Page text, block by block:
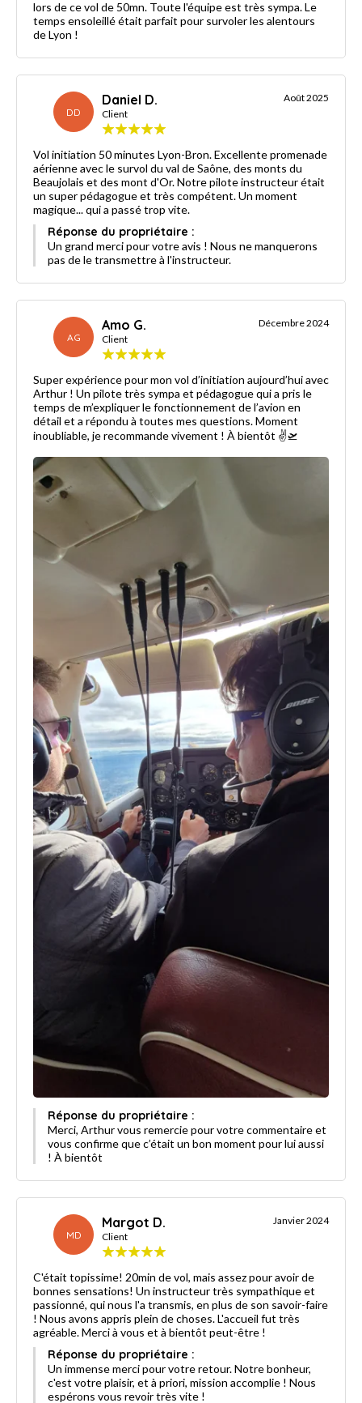
lors de ce vol de 50mn. Toute l'équipe est très sympa. Le
temps ensoleillé était parfait pour survoler les alentours
de Lyon !
DD
Daniel D.
Client
Août 2025
Vol initiation 50 minutes Lyon-Bron. Excellente promenade
aérienne avec le survol du val de Saône, des monts du
Beaujolais et des mont d'Or. Notre pilote instructeur était
un super pédagogue et très compétent. Un moment
magique... qui a passé trop vite.
Réponse du propriétaire :
Un grand merci pour votre avis ! Nous ne manquerons
pas de le transmettre à l'instructeur.
AG
Amo G.
Client
Décembre 2024
Super expérience pour mon vol d’initiation aujourd’hui avec
Arthur ! Un pilote très sympa et pédagogue qui a pris le
temps de m’expliquer le fonctionnement de l’avion en
détail et a répondu à toutes mes questions. Moment
inoubliable, je recommande vivement ! À bientôt ✌️🛫
Réponse du propriétaire :
Merci, Arthur vous remercie pour votre commentaire et
vous confirme que c’était un bon moment pour lui aussi
! À bientôt
MD
Margot D.
Client
Janvier 2024
C'était topissime! 20min de vol, mais assez pour avoir de
bonnes sensations! Un instructeur très sympathique et
passionné, qui nous l'a transmis, en plus de son savoir-faire
! Nous avons appris plein de choses. L'accueil fut très
agréable. Merci à vous et à bientôt peut-être !
Réponse du propriétaire :
Un immense merci pour votre retour. Notre bonheur,
c'est votre plaisir, et à priori, mission accomplie ! Nous
espérons vous revoir très vite !